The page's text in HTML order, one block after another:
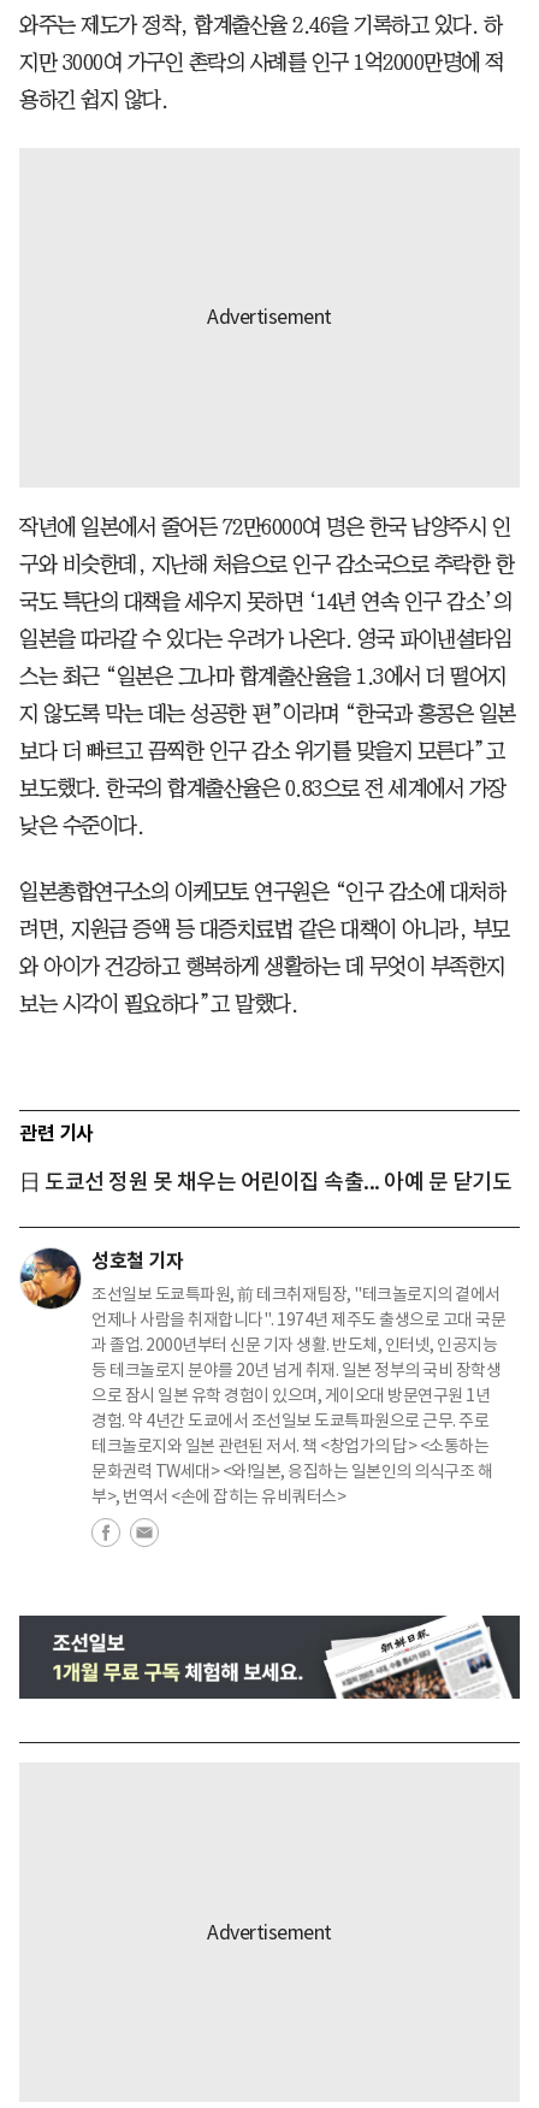
와주는 제도가 정착, 합계출산율 2.46을 기록하고 있다. 하
지만 3000여 가구인 촌락의 사례를 인구 1억2000만명에 적
용하긴 쉽지 않다.
작년에 일본에서 줄어든 72만6000여 명은 한국 남양주시 인
구와 비슷한데, 지난해 처음으로 인구 감소국으로 추락한 한
국도 특단의 대책을 세우지 못하면 ‘14년 연속 인구 감소’의
일본을 따라갈 수 있다는 우려가 나온다. 영국 파이낸셜타임
스는 최근 “일본은 그나마 합계출산율을 1.3에서 더 떨어지
지 않도록 막는 데는 성공한 편”이라며 “한국과 홍콩은 일본
보다 더 빠르고 끔찍한 인구 감소 위기를 맞을지 모른다”고
보도했다. 한국의 합계출산율은 0.83으로 전 세계에서 가장
낮은 수준이다.
일본총합연구소의 이케모토 연구원은 “인구 감소에 대처하
려면, 지원금 증액 등 대증치료법 같은 대책이 아니라, 부모
와 아이가 건강하고 행복하게 생활하는 데 무엇이 부족한지
보는 시각이 필요하다”고 말했다.
관련 기사
日 도쿄선 정원 못 채우는 어린이집 속출... 아예 문 닫기도
성호철 기자
조선일보 도쿄특파원, 前 테크취재팀장, "테크놀로지의 곁에서
언제나 사람을 취재합니다". 1974년 제주도 출생으로 고대 국문
과 졸업. 2000년부터 신문 기자 생활. 반도체, 인터넷, 인공지능
등 테크놀로지 분야를 20년 넘게 취재. 일본 정부의 국비 장학생
으로 잠시 일본 유학 경험이 있으며, 게이오대 방문연구원 1년
경험. 약 4년간 도쿄에서 조선일보 도쿄특파원으로 근무. 주로
테크놀로지와 일본 관련된 저서. 책 <창업가의 답> <소통하는
문화권력 TW세대> <와!일본, 응집하는 일본인의 의식구조 해
부>, 번역서 <손에 잡히는 유비쿼터스>